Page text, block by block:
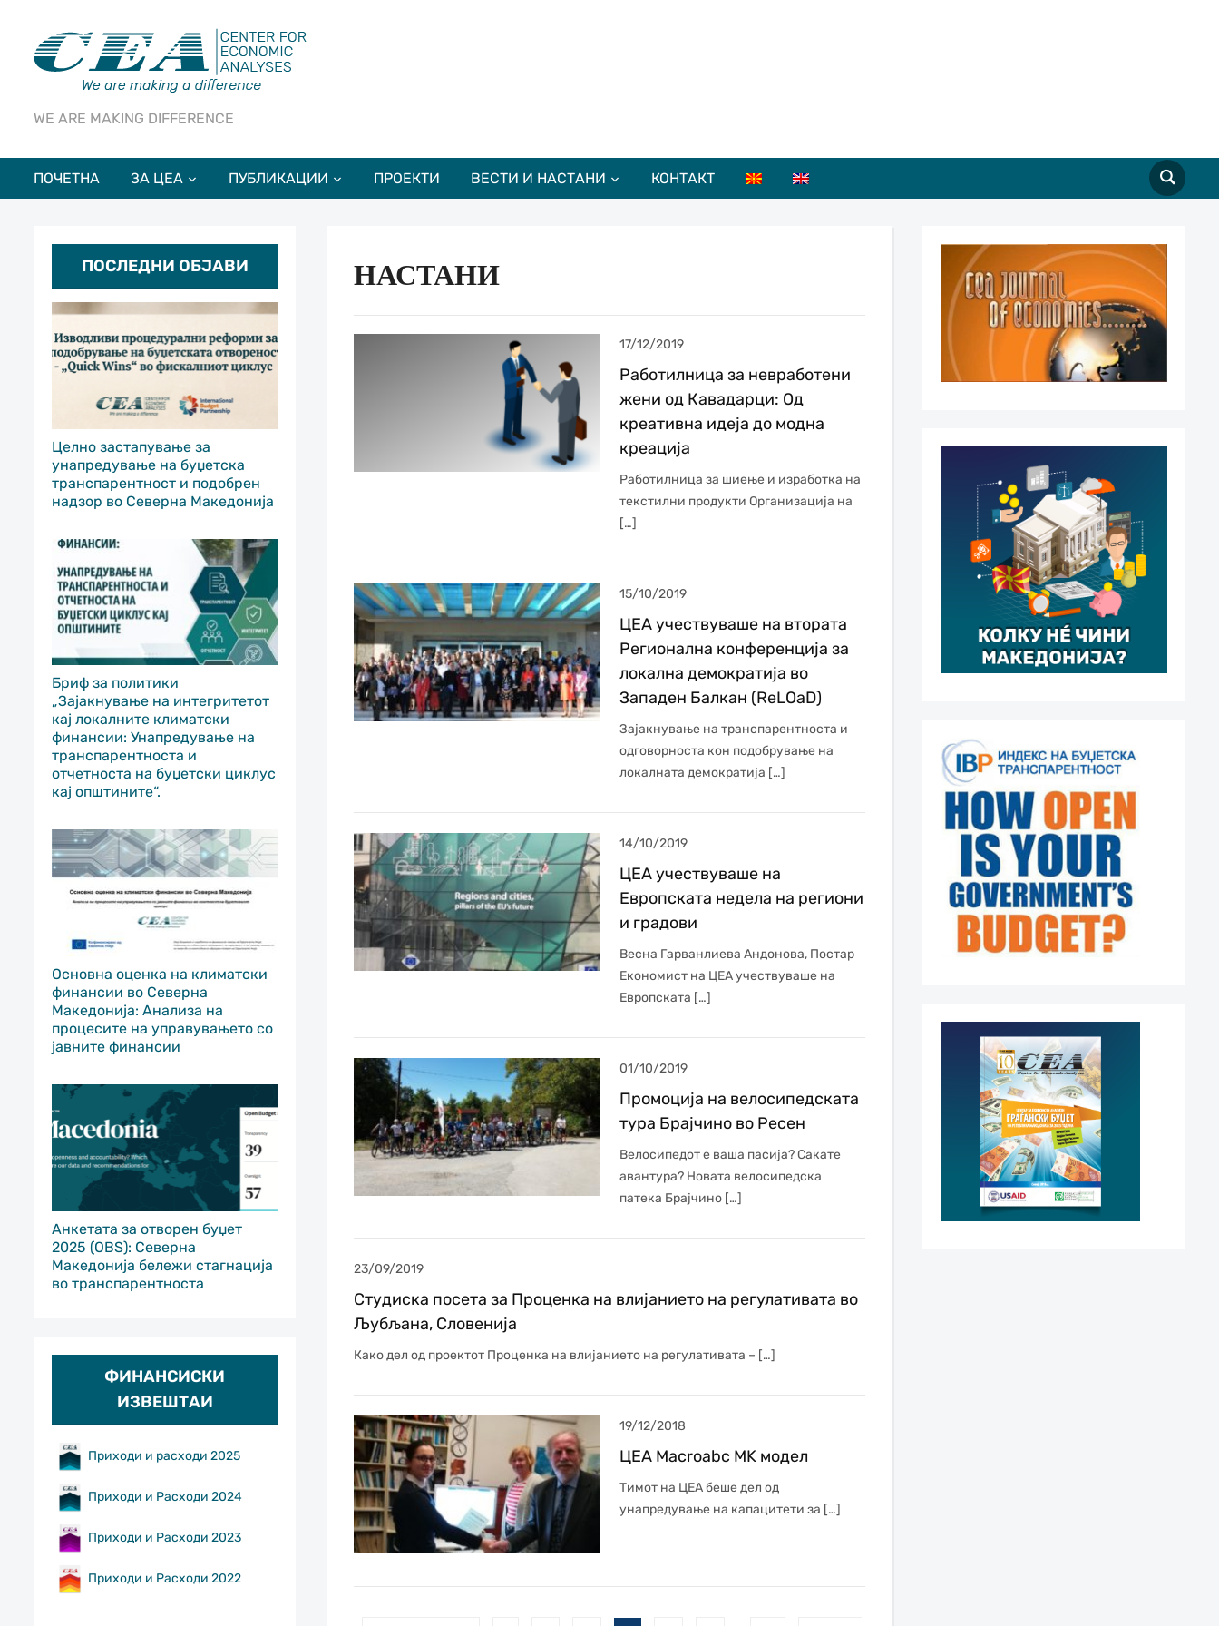
WE ARE MAKING DIFFERENCE
ПОЧЕТНА ЗА ЦЕА ПУБЛИКАЦИИ ПРОЕКТИ ВЕСТИ И НАСТАНИ КОНТАКТ
ПОСЛЕДНИ ОБЈАВИ
Целно застапување за
унапредување на буџетска
транспарентност и подобрен
надзор во Северна Македонија
Бриф за политики
„Зајакнување на интегритетот
кај локалните климатски
финансии: Унапредување на
транспарентноста и
отчетноста на буџетски циклус
кај општините“.
Основна оценка на климатски
финансии во Северна
Македонија: Анализа на
процесите на управувањето со
јавните финансии
Анкетата за отворен буџет
2025 (OBS): Северна
Македонија бележи стагнација
во транспарентноста
ФИНАНСИСКИ
ИЗВЕШТАИ
Приходи и расходи 2025
Приходи и Расходи 2024
Приходи и Расходи 2023
Приходи и Расходи 2022
НАСТАНИ
17/12/2019
Работилница за невработени
жени од Кавадарци: Од
креативна идеја до модна
креација
Работилница за шиење и изработка на
текстилни продукти Организација на
[…]
15/10/2019
ЦЕА учествуваше на втората
Регионална конференција за
локална демократија во
Западен Балкан (ReLOaD)
Зајакнување на транспарентноста и
одговорноста кон подобрување на
локалната демократија […]
14/10/2019
ЦЕА учествуваше на
Европската недела на региони
и градови
Весна Гарванлиева Андонова, Постар
Економист на ЦЕА учествуваше на
Европската […]
01/10/2019
Промоција на велосипедската
тура Брајчино во Ресен
Велосипедот е ваша пасија? Сакате
авантура? Новата велосипедска
патека Брајчино […]
23/09/2019
Студиска посета за Проценка на влијанието на регулативата во
Љубљана, Словенија
Како дел од проектот Проценка на влијанието на регулативата – […]
19/12/2018
ЦЕА Macroabc MK модел
Тимот на ЦЕА беше дел од
унапредување на капацитети за […]